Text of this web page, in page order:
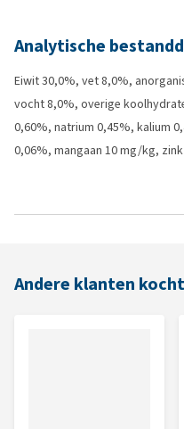
Analytische
Eiwit 30,0%, vet 8,0%,
vocht 8,0%, overige
0,60%, natrium 0,45%, kalium
0,06%, mangaan 10 mg/kg,
Andere klanten